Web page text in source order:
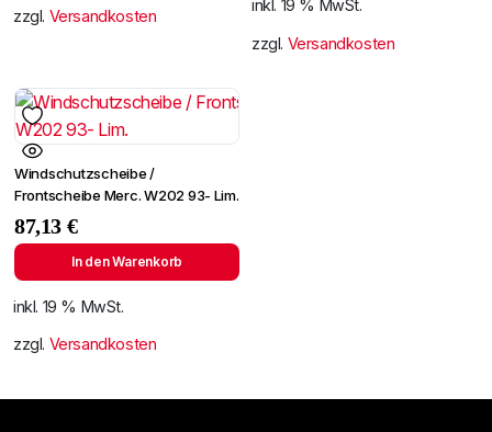
zzgl. Versandkosten
inkl. 19 % MwSt.
zzgl. Versandkosten
Windschutzscheibe /
Frontscheibe Merc. W202 93- Lim.
87,13 €
In den Warenkorb
inkl. 19 % MwSt.
zzgl. Versandkosten